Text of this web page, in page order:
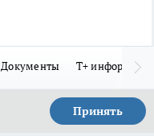
Документы Т+
Принять